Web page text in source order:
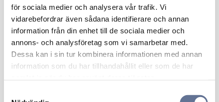
för sociala medier och analysera vår trafik. Vi
vidarebefordrar även sådana identifierare och annan
information från din enhet till de sociala medier och
annons- och analysföretag som vi samarbetar med.
Dessa kan i sin tur kombinera informationen med annan
information som du har tillhandahållit eller som de har
Lägg till i favoriter